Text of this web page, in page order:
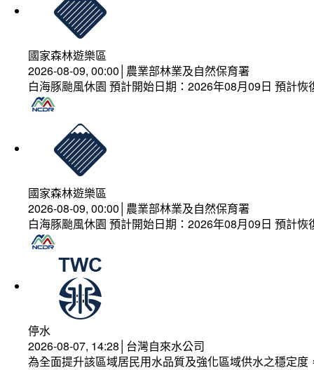
國家森林遊樂區
2026-08-09, 00:00│農業部林業及自然保育署
白海豚颱風休園 預計開始日期：2026年08月09日 預計
國家森林遊樂區
2026-08-09, 00:00│農業部林業及自然保育署
白海豚颱風休園 預計開始日期：2026年08月09日 預計
停水
2026-08-07, 14:28│台灣自來水公司
為全面提升該區域居民用水品質及強化區域供水之穩定